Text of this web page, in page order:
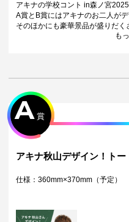
アキナの学校コント in森ノ宮
A賞とB賞にはアキナのお二人が
そのほかにも豪華景品が盛りだく
ぜひお目当ての景品をゲットして
※単発（1回ボタン）を5回引いた
＜10連特典＞
10連を引いた方は通常の景品と
回につき、特典は1点）
※単発（1回ボタン）を10回引い
30連を引いた方は通常の景品とは
＜Wチャンス賞＞
も
A 賞
アキナ秋山デザイン！トー
仕様：360mm×370mm（予定）